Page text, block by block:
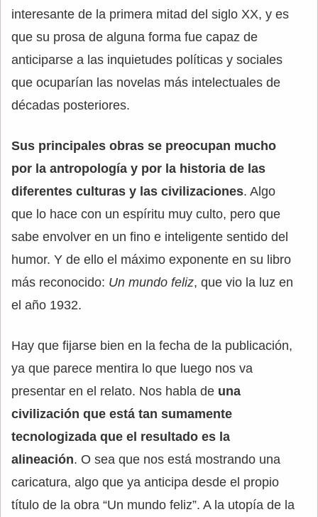
interesante de la primera mitad del siglo XX, y es
que su prosa de alguna forma fue capaz de
anticiparse a las inquietudes políticas y sociales
que ocuparían las novelas más intelectuales de
décadas posteriores.
Sus principales obras se preocupan mucho
por la antropología y por la historia de las
diferentes culturas y las civilizaciones. Algo
que lo hace con un espíritu muy culto, pero que
sabe envolver en un fino e inteligente sentido del
humor. Y de ello el máximo exponente en su libro
más reconocido: Un mundo feliz, que vio la luz en
el año 1932.
Hay que fijarse bien en la fecha de la publicación,
ya que parece mentira lo que luego nos va
presentar en el relato. Nos habla de una
civilización que está tan sumamente
tecnologizada que el resultado es la
alineación. O sea que nos está mostrando una
caricatura, algo que ya anticipa desde el propio
título de la obra “Un mundo feliz”. A la utopía de la